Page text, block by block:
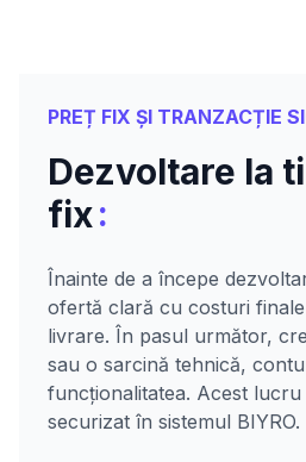
PREȚ FIX ȘI TRANZACȚIE
Dezvoltare la
fix:
Înainte de a începe
ofertă clară cu costuri
livrare. În pasul următor,
sau o sarcină tehnică,
funcționalitatea. Acest lucru
securizat în sistemul BIYRO.